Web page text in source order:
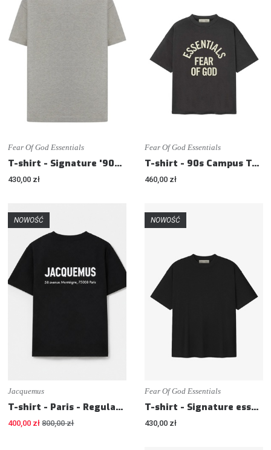
Fear Of God Essentials
T-shirt - Signature '90s T-shirt - Loose fit
430,00 zł
Fear Of God Essentials
T-shirt - 90s Campus T-shirt - Loose fit
460,00 zł
NOWOŚĆ
Jacquemus
T-shirt - Paris - Regular fit
400,00 zł 800,00 zł
NOWOŚĆ
Fear Of God Essentials
T-shirt - Signature essential t-shirt - Loose fit
430,00 zł